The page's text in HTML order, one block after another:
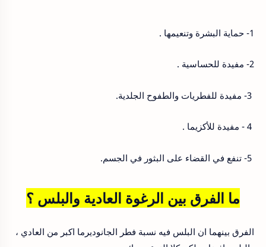
1- حماية البشرة وتنعيمها .
2- مفيدة للحساسية .
ما الفرق بين الرغوة العادية والبلس ؟
الفرق بينهما ان البلس فيه نسبة فطر الجانوديرما اكبر من العادي ،